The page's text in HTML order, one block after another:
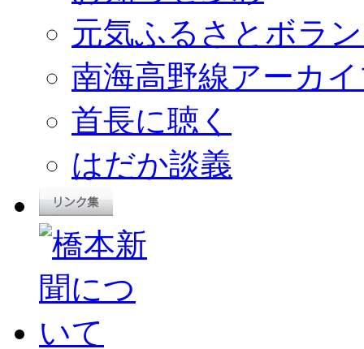
元気ふるさとボラ
南海高野線アーカ
首長に聴く
はだか談義